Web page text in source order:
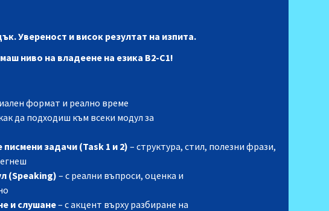
. Увереност и висок резултат на изпита.
ниво на владеене на езика В2-С1!
формат и реално време
да подходиш към всеки модул за
задачи (Task 1 и 2) – структура, стил, полезни фрази,
(Speaking) – с реални въпроси, оценка и
и слушане– с акцент върху разбиране на